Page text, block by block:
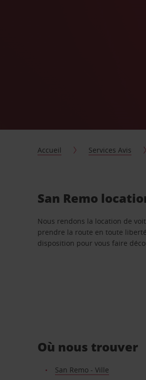
Accueil Services Avis
San Remo
Nous rendons la location de
prendre la route en toute
disposition pour vous faire
Où nous trouver
San Remo - Ville